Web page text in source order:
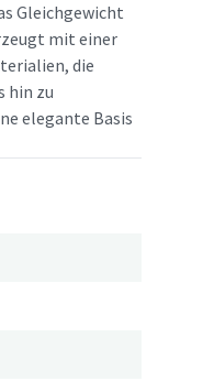
Gleichgewicht
mit einer
die
hin zu
elegante Basis